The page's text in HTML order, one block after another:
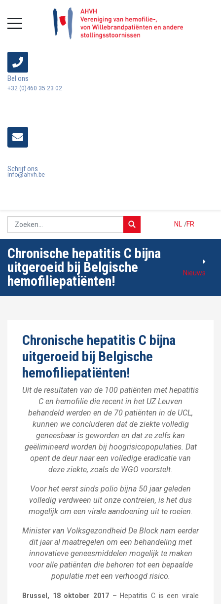
Bel ons
+32 (0)460 35 23 02
Schrijf ons
info@ahvh.be
NL FR
/
Chronische hepatitis C bijna
uitgeroeid bij Belgische
hemofiliepatiënten!
Nieuws
Chronische hepatitis C bijna
uitgeroeid bij Belgische
hemofiliepatiënten!
Uit de resultaten van de 100 patiënten met hepatitis
C en hemofilie die recent in het UZ Leuven
behandeld werden en de 70 patiënten in de UCL,
kunnen we concluderen dat de ziekte volledig
geneesbaar is geworden en dat ze zelfs kan
geëlimineerd worden bij hoogrisicopopulaties. Dat
opent de deur naar een volledige eradicatie van
deze ziekte, zoals de WGO voorstelt.
Voor het eerst sinds polio bijna 50 jaar geleden
volledig verdween uit onze contreien, is het dus
mogelijk om een virale aandoening uit te roeien.
Minister van Volksgezondheid De Block nam eerder
dit jaar al maatregelen om een behandeling met
innovatieve geneesmiddelen mogelijk te maken
voor alle patiënten die behoren tot een bepaalde
populatie met een verhoogd risico.
Brussel, 18 oktober 2017 – Hepatitis C is een virale